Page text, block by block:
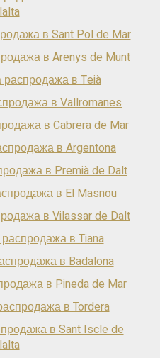
в Sant Pol de Mar
в Arenys de Munt
распродажа в Teià
в Vallromanes
в Cabrera de Mar
в Argentona
в Premià de Dalt
в El Masnou
в Vilassar de Dalt
в Tiana
в Badalona
в Pineda de Mar
в Tordera
в Sant Iscle de